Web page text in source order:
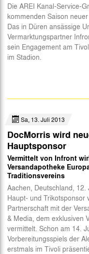
Die AREI Kanal-Service-
kommenden Saison
Das in Düren ansässige
Vermarktungspartner
sein Engagement am
im Stadion.
Sa, 13. Juli 2013
DocMorris wird
Hauptsponsor
Vermittelt von Infront
Versandapotheke
Traditionsvereins
Aachen, Deutschland,
Haupt- und Trikotsponsor
Partnerschaft mit der
& Media, dem exklusiven
vermittelt. Schon am 14.
Vorbereitungsspiels der
erstmals im Tivoli